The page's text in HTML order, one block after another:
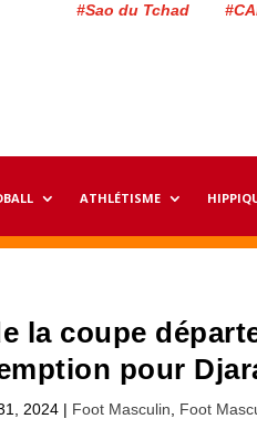
#Sao du Tchad
ATHLÉTISME
la coupe
pour
2024| Foot Masculin Foot